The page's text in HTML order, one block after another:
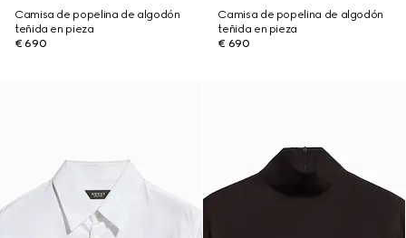
Camisa de popelina de algodón
teñida en pieza
€ 690
Camisa de popelina de algodón
teñida en pieza
€ 690